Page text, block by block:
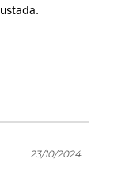
23/10/2024